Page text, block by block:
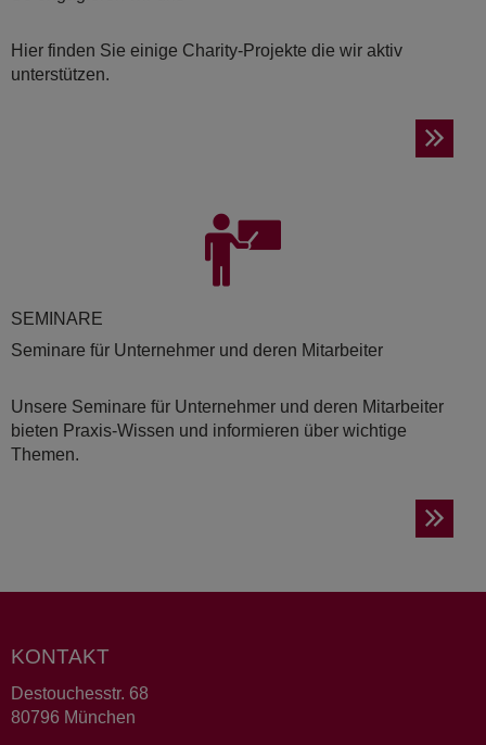
Hier finden Sie einige Charity-Projekte die wir aktiv
unterstützen.
SE­MI­NA­RE
Seminare für Unternehmer und deren Mitarbeiter
Unsere Seminare für Unternehmer und deren Mitarbeiter
bieten Praxis-Wissen und informieren über wichtige
Themen.
KONTAKT
Destouchesstr. 68
80796 München